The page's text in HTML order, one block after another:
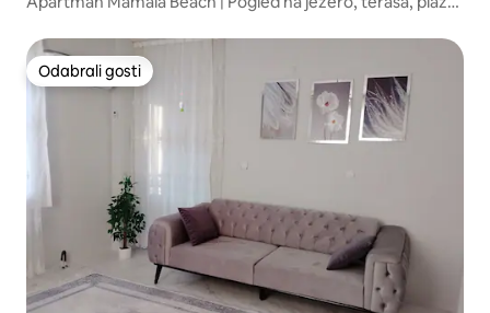
Odabrali gosti
Odabrali gosti